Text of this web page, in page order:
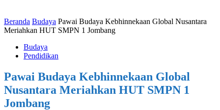
Beranda Budaya Pawai Budaya Kebhinnekaan Global Nusantara
Meriahkan HUT SMPN 1 Jombang
Budaya
Pendidikan
Pawai Budaya Kebhinnekaan Global
Nusantara Meriahkan HUT SMPN 1
Jombang